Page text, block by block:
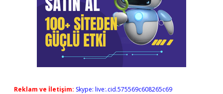
Reklam ve İletişim: Skype: live:.cid.575569c608265c69